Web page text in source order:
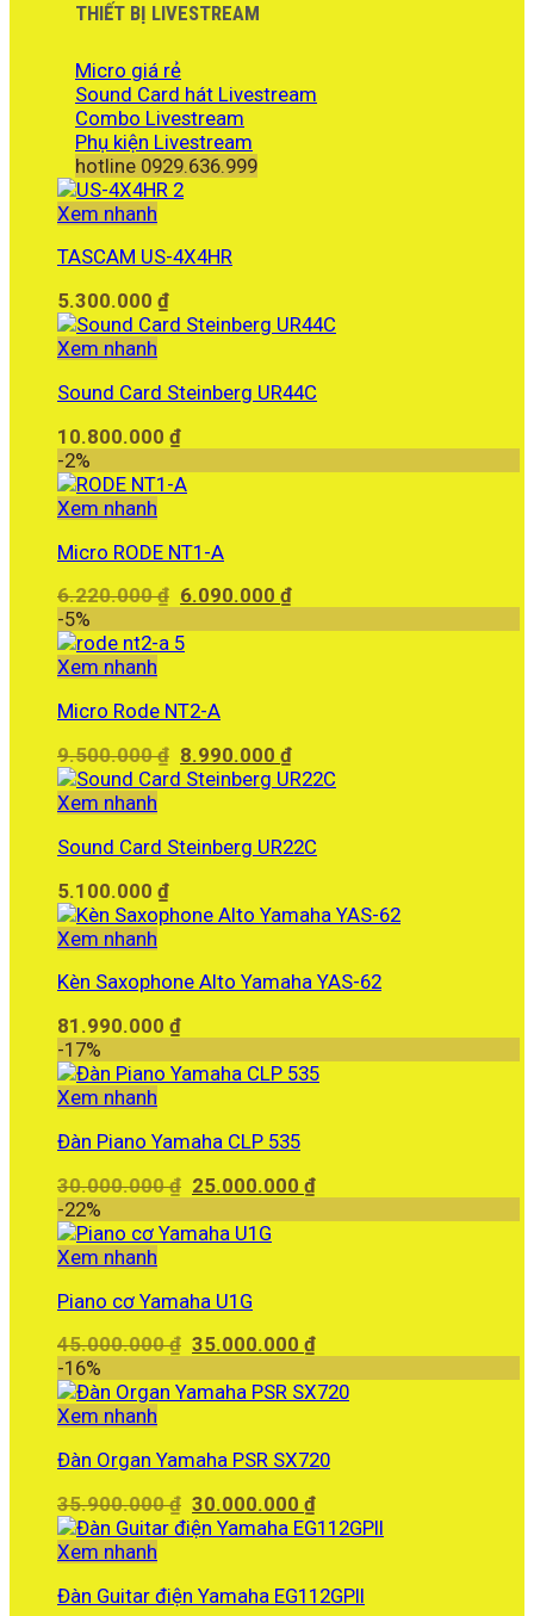
THIẾT BỊ LIVESTREAM
Micro giá rẻ
Sound Card hát Livestream
Combo Livestream
Phụ kiện Livestream
hotline 0929.636.999
Xem nhanh
TASCAM US-4X4HR
5.300.000 ₫
Xem nhanh
Sound Card Steinberg UR44C
10.800.000 ₫
-2%
Xem nhanh
Micro RODE NT1-A
6.220.000₫ Giá
là:
6.090.000₫Giá
-5%
Xem nhanh
Micro Rode NT2-A
9.500.000₫ Giá
gốc
8.990.000₫Giá
hiện
8.990.000 ₫.
Xem nhanh
Sound Card Steinberg UR22C
5.100.000 ₫
Xem nhanh
Kèn Saxophone Alto Yamaha YAS-62
81.990.000 ₫
-17%
Xem nhanh
Đàn Piano Yamaha CLP 535
30.000.000₫ Giá
là:
25.000.000₫Giá
-22%
Xem nhanh
Piano cơ Yamaha U1G
45.000.000₫ Giá
là:
35.000.000₫Giá
tại
-16%
Xem nhanh
Đàn Organ Yamaha PSR SX720
35.900.000₫ Giá
gốc
30.000.000₫Giá
hiện
30.000.000 ₫.
Xem nhanh
Đàn Guitar điện Yamaha EG112GPII